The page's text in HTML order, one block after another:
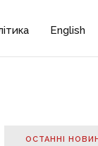
English
ОСТАННІ